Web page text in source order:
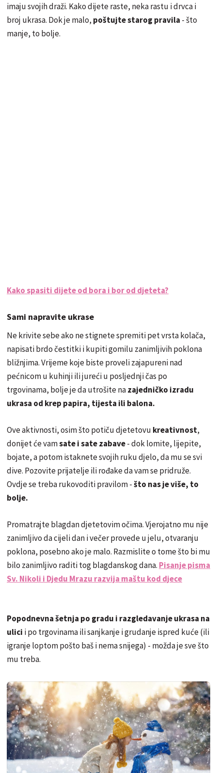
imaju svojih draži. Kako dijete raste, neka rastu i drvca i
broj ukrasa. Dok je malo, poštujte starog pravila - što
manje, to bolje.
Kako spasiti dijete od bora i bor od djeteta?
Sami napravite ukrase
Ne krivite sebe ako ne stignete spremiti pet vrsta kolača,
napisati brdo čestitki i kupiti gomilu zanimljivih poklona
bližnjima. Vrijeme koje biste proveli zajapureni nad
pećnicom u kuhinji ili jureći u posljednji čas po
trgovinama, bolje je da utrošite nazajedničko izradu
ukrasa od krep papira, tijesta ili balona.
Ove aktivnosti, osim što potiču djetetovu kreativnost,
donijet će vamsate i sate zabave- dok lomite, lijepite,
bojate, a potom istaknete svojih ruku djelo, da mu se svi
dive. Pozovite prijatelje ili rođake da vam se pridruže.
Ovdje se treba rukovoditi pravilom -što nas je više, to
bolje.
Promatrajte blagdan djetetovim očima. Vjerojatno mu nije
zanimljivo da cijeli dan i večer provede u jelu, otvaranju
poklona, posebno ako je malo. Razmislite o tome što bi mu
bilo zanimljivo raditi tog blagdanskog dana. Pisanje pisma
Sv. Nikoli i Djedu Mrazu razvija maštu kod djece
Popodnevna šetnja po gradu i razgledavanje ukrasa na
ulici i po trgovinama ili sanjkanje i grudanje ispred kuće (ili
igranje loptom pošto baš i nema snijega) - možda je sve što
mu treba.